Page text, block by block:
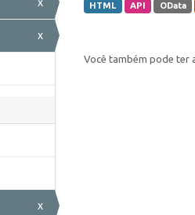
x
x
HTML API OData
Você também pode ter